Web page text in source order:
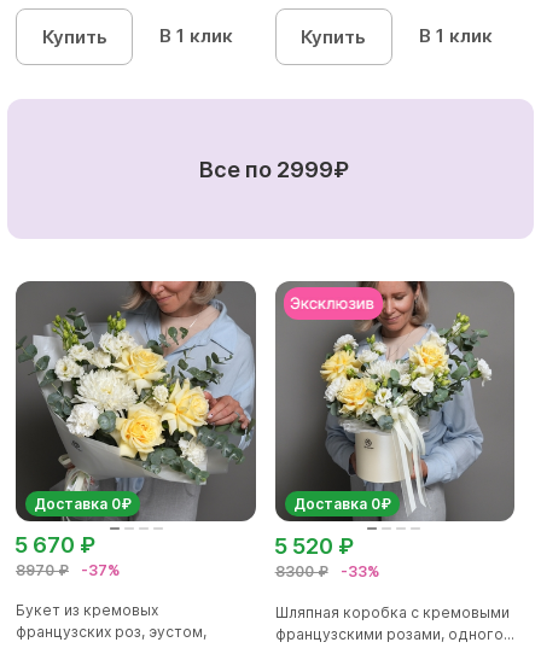
кустовых роз...
Купить В 1 клик
хризантем...
Купить В 1 клик
Все по 2999₽
Доставка 0₽
8970 ₽ -37%
5 670 ₽
Букет из кремовых
французских роз, эустом,
Доставка 0₽
8300 ₽ -33%
5 520 ₽
Шляпная коробка с кремовыми
французскими розами, одного...